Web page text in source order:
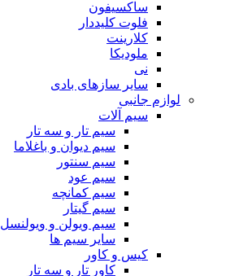
ساکسیفون
فلوت کلیددار
کلارینت
ملودیکا
نی
سایر سازهای بادی
لوازم جانبی
سیم آلات
سیم تار و سه تار
سیم دیوان و باغلاما
سیم سنتور
سیم عود
سیم کمانچه
سیم گیتار
سیم ویولن و ویولنسل
سایر سیم ها
کیس و کاور
کاور تار و سه تار